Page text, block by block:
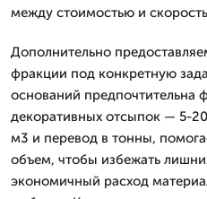
между стоимостью и
Дополнительно
фракции под конкретную
оснований предпочтительна
декоративных отсыпок — 5-
м3 и перевод в тонны,
объем, чтобы избежать
экономичный расход